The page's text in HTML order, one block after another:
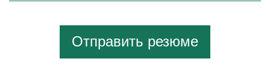
Отправить резюме